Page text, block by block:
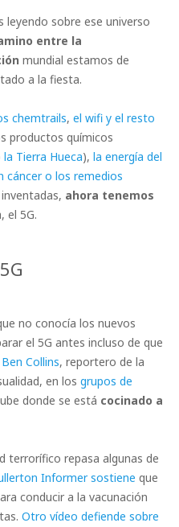
sobre ese universo
entre la
mundial estamos de
a la fiesta.
chemtrails, el wifi y el resto
productos químicos
la Tierra Hueca), la energía del
cáncer o los remedios
ahora tenemos
el 5G.
no conocía los nuevos
el 5G antes incluso de que
Ben Collins, reportero de la
en los grupos de
donde se está cocinado a
terrorífico repasa algunas de
Informer sostiene que
conducir a la vacunación
Otro vídeo defiende sobre